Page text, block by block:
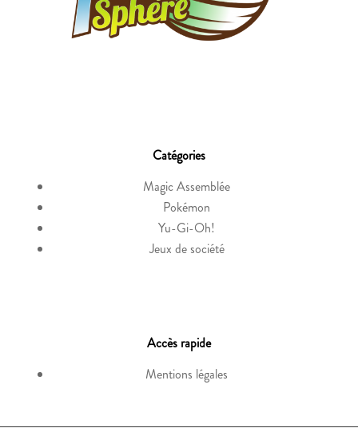
Catégories
Magic Assemblée
Pokémon
Yu-Gi-Oh!
Jeux de société
Accès rapide
Mentions légales